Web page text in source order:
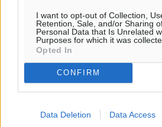
I want to opt-out of Collection,
Retention, Sale, and/or Sharing
Personal Data that Is Unrelated
Purposes for which it was
Opted In
CONFIRM
Data Deletion Data Access
Βίσση
Τοπικές Ειδήσεις• πριν 13 ώρες
Στο Επιμελητήριο Δωδεκανήσου
της Βραζιλίας Laudemar Aguiar